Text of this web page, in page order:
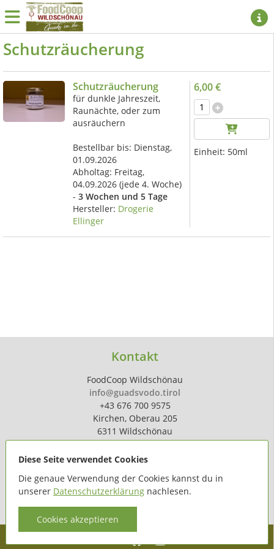
Schutzräucherung
Schutzräucherung
für dunkle Jahreszeit,
Raunächte, oder zum
ausräuchern
Bestellbar bis: Dienstag,
01.09.2026
Abholtag: Freitag,
04.09.2026(jede 4. Woche)
- 3 Wochen und 5 Tage
Hersteller: Drogerie
Ellinger
6,00 €
Einheit: 50ml
Kontakt
FoodCoop Wildschönau
info@guadsvodo.tirol
+43 676 700 9575
Kirchen, Oberau 205
6311 Wildschönau
powered byhoferdigital.at
Diese Seite verwendet Cookies
Die genaue Verwendung der Cookies kannst du in
unserer Datenschutzerklärungnachlesen.
Cookies akzeptieren